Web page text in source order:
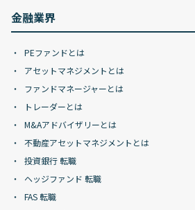
金融業界
PEファンドとは
アセットマネジメントとは
ファンドマネージャーとは
トレーダーとは
M&Aアドバイザリーとは
不動産アセットマネジメントとは
投資銀行 転職
ヘッジファンド 転職
FAS 転職